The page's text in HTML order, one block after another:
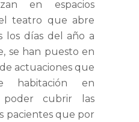
en espacios
teatro que abre
los días del año a
se han puesto en
actuaciones que
habitación en
poder cubrir las
pacientes que por